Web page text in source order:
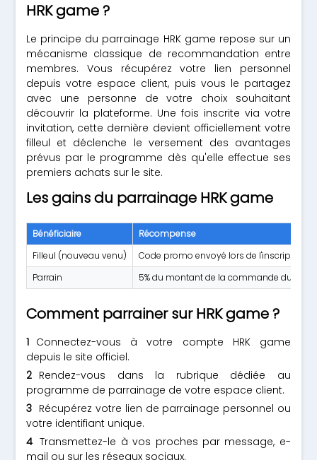
HRK game ?
Le principe du parrainage HRK game repose sur un
mécanisme classique de recommandation entre
membres. Vous récupérez votre lien personnel
depuis votre espace client, puis vous le partagez
avec une personne de votre choix souhaitant
découvrir la plateforme. Une fois inscrite via votre
invitation, cette dernière devient officiellement votre
filleul et déclenche le versement des avantages
prévus par le programme dès qu'elle effectue ses
premiers achats sur le site.
Les gains du parrainage HRK game
Bénéficiaire
Récompense
Filleul (nouveau venu)
Code promo envoyé lors de l'inscription
Parrain
5% du montant de la commande du filleul
Comment parrainer sur HRK game ?
Connectez-vous à votre compte HRK game
depuis le site officiel.
Rendez-vous dans la rubrique dédiée au
programme de parrainage de votre espace client.
Récupérez votre lien de parrainage personnel ou
votre identifiant unique.
Transmettez-le à vos proches par message, e-
mail ou sur les réseaux sociaux.